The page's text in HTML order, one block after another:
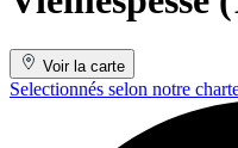
Voir la carte
Selectionnés selon notre